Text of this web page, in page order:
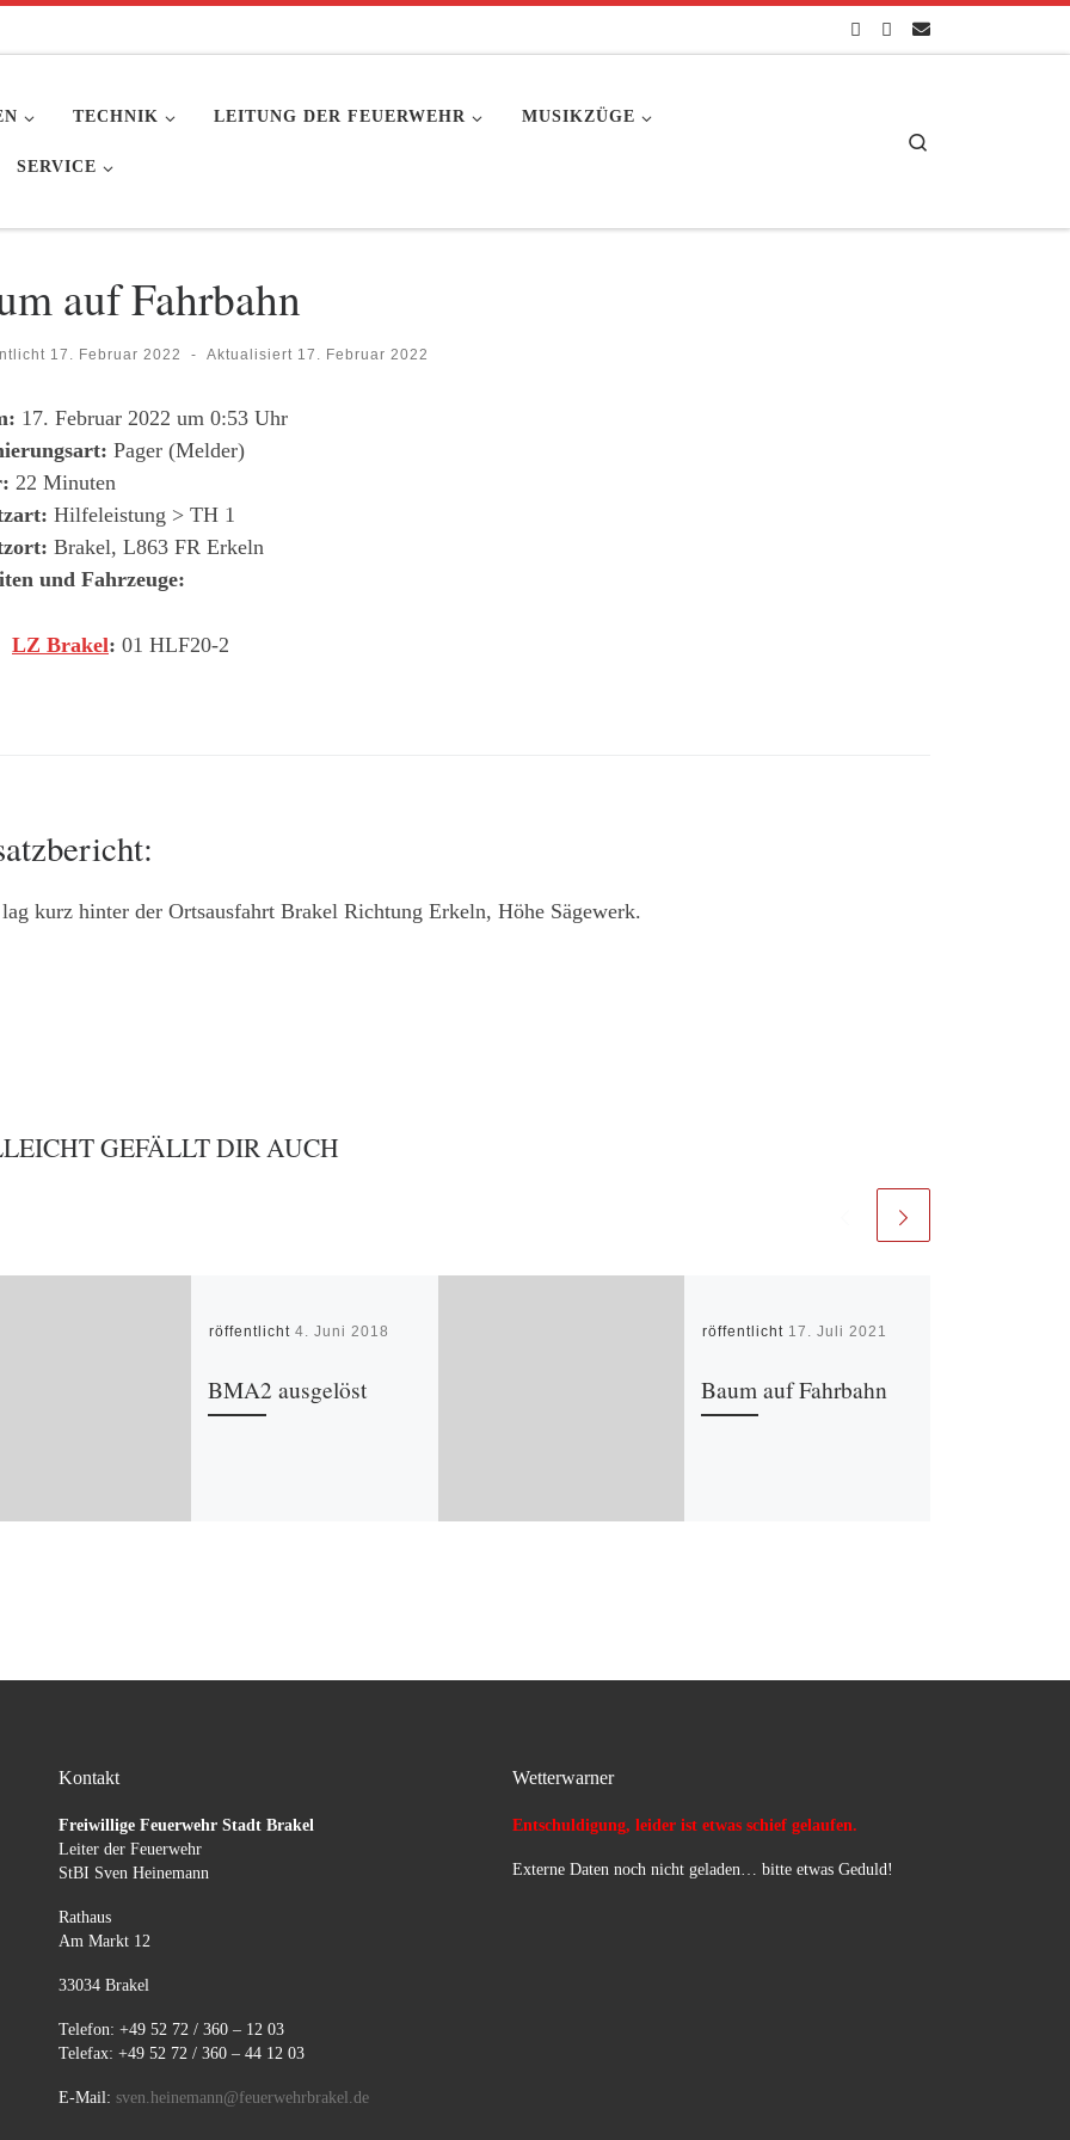
TECHNIK LEITUNG DER FEUERWEHR MUSIKZÜGE
SERVICE
auf Fahrbahn
17. Februar 2022 - Aktualisiert 17. Februar 2022
17. Februar 2022 um 0:53 Uhr
Pager (Melder)
22 Minuten
Hilfeleistung > TH 1
Brakel, L863 FR Erkeln
und Fahrzeuge:
LZ Brakel: 01 HLF20-2
kurz hinter der Ortsausfahrt Brakel Richtung Erkeln, Höhe Sägewerk.
GEFÄLLT DIR AUCH
Veröffentlicht4. Juni 2018
BMA2 ausgelöst
Veröffentlicht 17. Juli 2021
Baum auf Fahrbahn
Kontakt
Freiwillige Feuerwehr Stadt Brakel
Leiter der Feuerwehr
StBI Sven Heinemann
Rathaus
Am Markt 12
33034 Brakel
Telefon: +49 52 72 / 360 – 12 03
Telefax: +49 52 72 / 360 – 44 12 03
E-Mail: sven.heinemann@feuerwehrbrakel.de
Wetterwarner
Entschuldigung, leider ist etwas schief gelaufen.
Externe Daten noch nicht geladen… bitte etwas Geduld!